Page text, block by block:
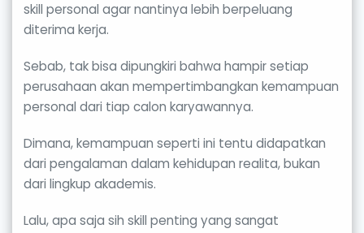
skill personal agar nantinya lebih berpeluang
diterima kerja.
Sebab, tak bisa dipungkiri bahwa hampir setiap
perusahaan akan mempertimbangkan kemampuan
personal dari tiap calon karyawannya.
Dimana, kemampuan seperti ini tentu didapatkan
dari pengalaman dalam kehidupan realita, bukan
dari lingkup akademis.
Lalu, apa saja sih skill penting yang sangat